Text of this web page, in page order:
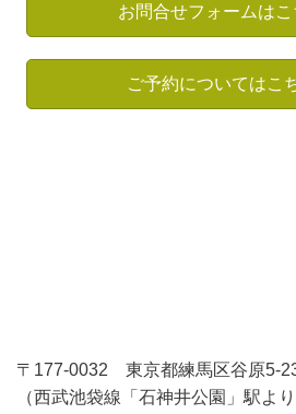
お問合せフォームはこ
ご予約についてはこ
〒177-0032 東京都練馬区谷原5-
（西武池袋線「石神井公園」駅よ